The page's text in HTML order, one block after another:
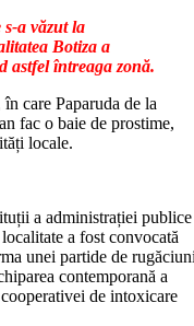
a văzut la
Botiza a
astfel întreaga zonă.
care Paparuda de la
fac o baie de prostime,
locale.
a administrației publice
a fost convocată
unei partide de
contemporană a
de intoxicare